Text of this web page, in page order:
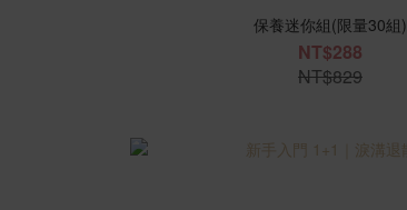
保養迷你組(限量30組)
NT$288
NT$829